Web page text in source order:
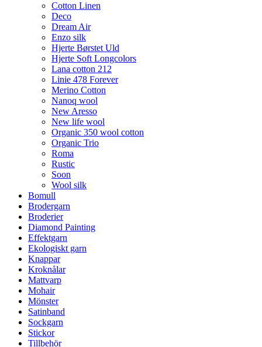
Cotton Linen
Deco
Dream Air
Enzo silk
Hjerte Børstet Uld
Hjerte Soft Longcolors
Lana cotton 212
Linie 478 Forever
Merino Cotton
Nanoq wool
New Aresso
New life wool
Organic 350 wool cotton
Organic Trio
Roma
Rustic
Soon
Wool silk
Bomull
Brodergarn
Broderier
Diamond Painting
Effektgarn
Ekologiskt garn
Knappar
Kroknålar
Mattvarp
Mohair
Mönster
Satinband
Sockgarn
Stickor
Tillbehör